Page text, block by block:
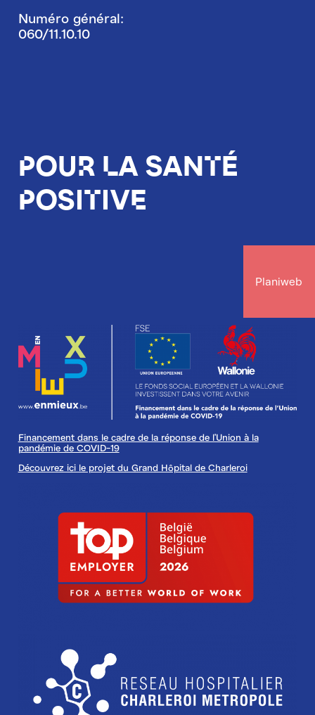
Numéro général:
060/11.10.10
Pour la santé
positive
Planiweb
Financement dans le cadre de la réponse de l'Union à la
pandémie de COVID-19
Découvrez ici le projet du Grand Hôpital de Charleroi